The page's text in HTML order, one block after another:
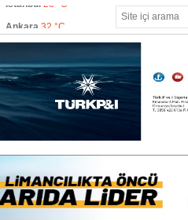
Antalya28 °C
Muğla 28 °C
Çanakkale 32 °C